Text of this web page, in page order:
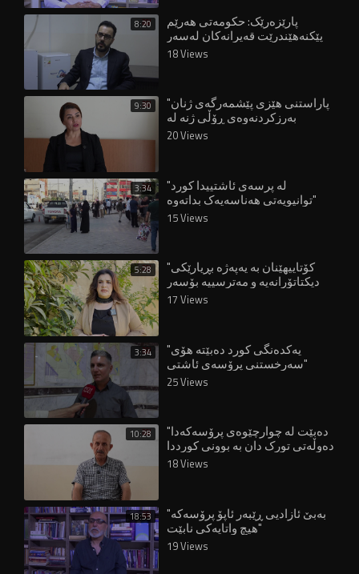
8:20 پارێزەرێک: حکومەتی هەرێم
پێکنەهێندرێت قەیرانەکان لەسەر
هاووڵاتییان زیاتر دەبن" 18 Views
9:30 "پاراستنی هێزی پێشمەرگەی ژنان
بەرزکردنەوەی ڕۆڵی ژنە لە
دامەزراوە ئەمنییەکاندا" 20 Views
3:34 "لە پرسەی ئاشتییدا کورد
توانیویەتی هەناسەیەک بداتەوە"
15 Views
5:28 "کۆتاییهێنان بە یەپەژە بڕیارێکی
دیکتاتۆرانەیە و مەترسییە بۆسەر
17 Views
3:34 "یەکدەنگی کورد دەبێتە هۆی
سەرخستنی پرۆسەی ئاشتی"
25 Views
10:28 "دەبێت لە چوارچێوەی پرۆسەکەدا
دەوڵەتی تورک دان بە بوونی کورددا
بنێت"
18 Views
18:53 "بەبێ ئازادیی ڕێبەر ئاپۆ پرۆسەکە
هیچ واتایەکی نابێت"
19 Views